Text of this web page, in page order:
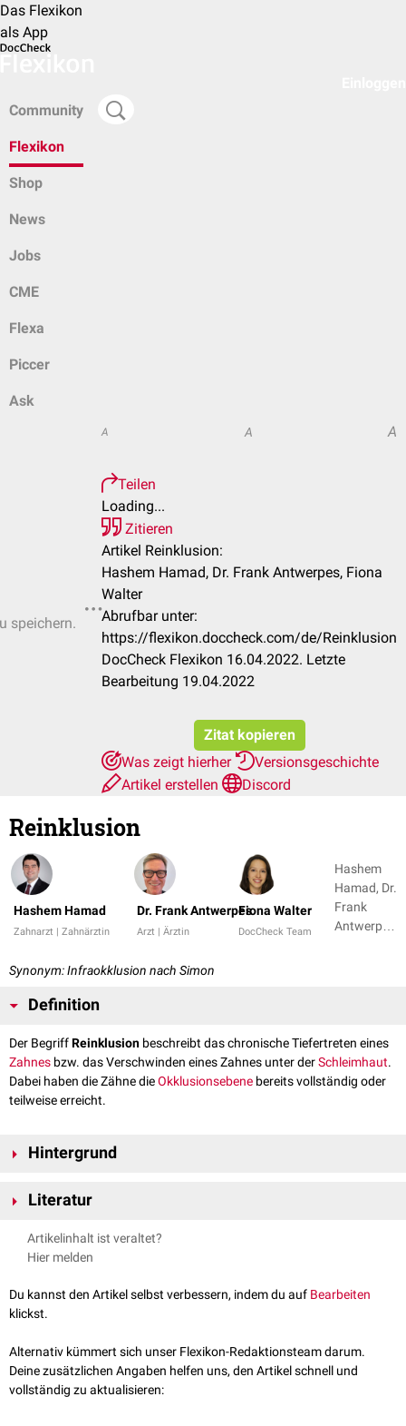
Das Flexikon
als App
Community
Flexikon
Shop
News
Jobs
CME
Flexa
Piccer
Ask
speichern.
A A A
Teilen
Loading...
Zitieren
Artikel Reinklusion:
Hashem Hamad, Dr. Frank Antwerpes, Fiona
Walter
Abrufbar unter:
https://flexikon.doccheck.com/de/Reinklusion
DocCheck Flexikon 16.04.2022. Letzte
Bearbeitung 19.04.2022
Zitat kopieren
Was zeigt hierher
Versionsgeschichte
Artikel erstellen
Discord
Reinklusion
Hashem Hamad
Zahnarzt | Zahnärztin
Dr. Frank Antwerpes
Arzt | Ärztin
Fiona Walter
DocCheck Team
Hashem
Hamad, Dr.
Frank
Antwerpes
Synonym: Infraokklusion nach Simon
Definition
Der BegriffReinklusion beschreibt das chronische Tiefertreten eines
Zahnes bzw. das Verschwinden eines Zahnes unter derSchleimhaut.
Dabei haben die Zähne dieOkklusionsebene bereits vollständig oder
teilweise erreicht.
Hintergrund
der Regel eineAnkylose
Literatur
Kahl-Nieke. Einführung in die Kieferorthopädie: Diagnostik,
Behandlungsplanung, Therapie. Deutsche Zahnärzteverlag, 3.
Artikelinhalt ist veraltet?
Hier melden
Du kannst den Artikel selbst verbessern, indem du auf Bearbeiten
klickst.
Alternativ kümmert sich unser Flexikon-Redaktionsteam darum.
Deine zusätzlichen Angaben helfen uns, den Artikel schnell und
vollständig zu aktualisieren: